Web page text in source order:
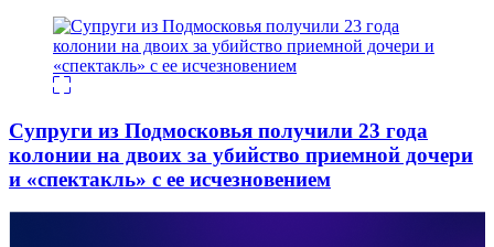
Супруги из Подмосковья получили 23 года
колонии на двоих за убийство приемной дочери
и «спектакль» с ее исчезновением